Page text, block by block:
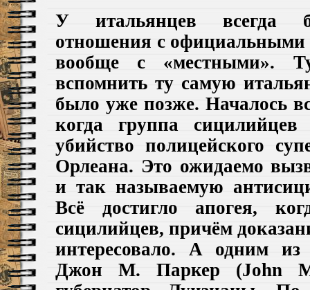
Уитальянцев всегда
отношения с
вообще с «местными».
вспомнить ту самую
было уже позже. Началось
когда группа
убийство полицейского
Орлеана. Это ожидаемо
и так называемую
Всё достигло апогея,
сицилийцев, причём
интересовало. А одним
Джон М. Паркер (John